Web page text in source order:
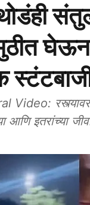
आणि इतरांच्या